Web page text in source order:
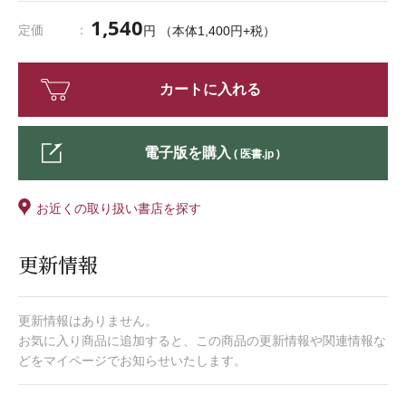
定価 1,540円 （本体1,400円+税）
カートに入れる
電子版を購入 ( 医書.jp )
お近くの取り扱い書店を探す
更新情報
更新情報はありません。
お気に入り商品に追加すると、この商品の更新情報や関連情報な
どをマイページでお知らせいたします。